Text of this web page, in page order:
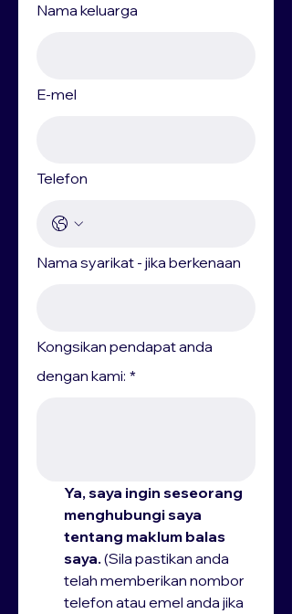
Nama keluarga
E-mel
Telefon
Nama syarikat - jika berkenaan
Kongsikan pendapat anda
dengan kami: *
Ya, saya ingin seseorang
menghubungi saya
tentang maklum balas
saya. (Sila pastikan anda
telah memberikan nombor
telefon atau emel anda jika